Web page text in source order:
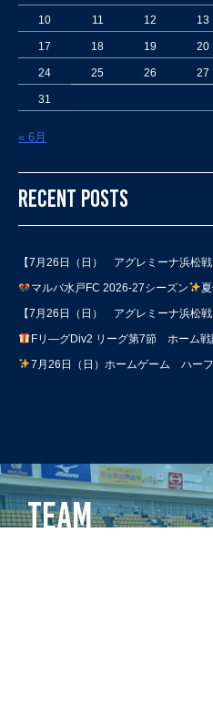
10 11 12 13
17 18 19 20
24 25 26 27
31
« 6月
RECENT POSTS
【7月26日（日） アグレミーナ浜松
マルバ水戸FC 2026-27シーズン
【7月26日（日） アグレミーナ浜松
Fリ―グDiv2 リーグ第7節 ホーム戦
7月26日（日）ホームゲーム ハー
TEAM